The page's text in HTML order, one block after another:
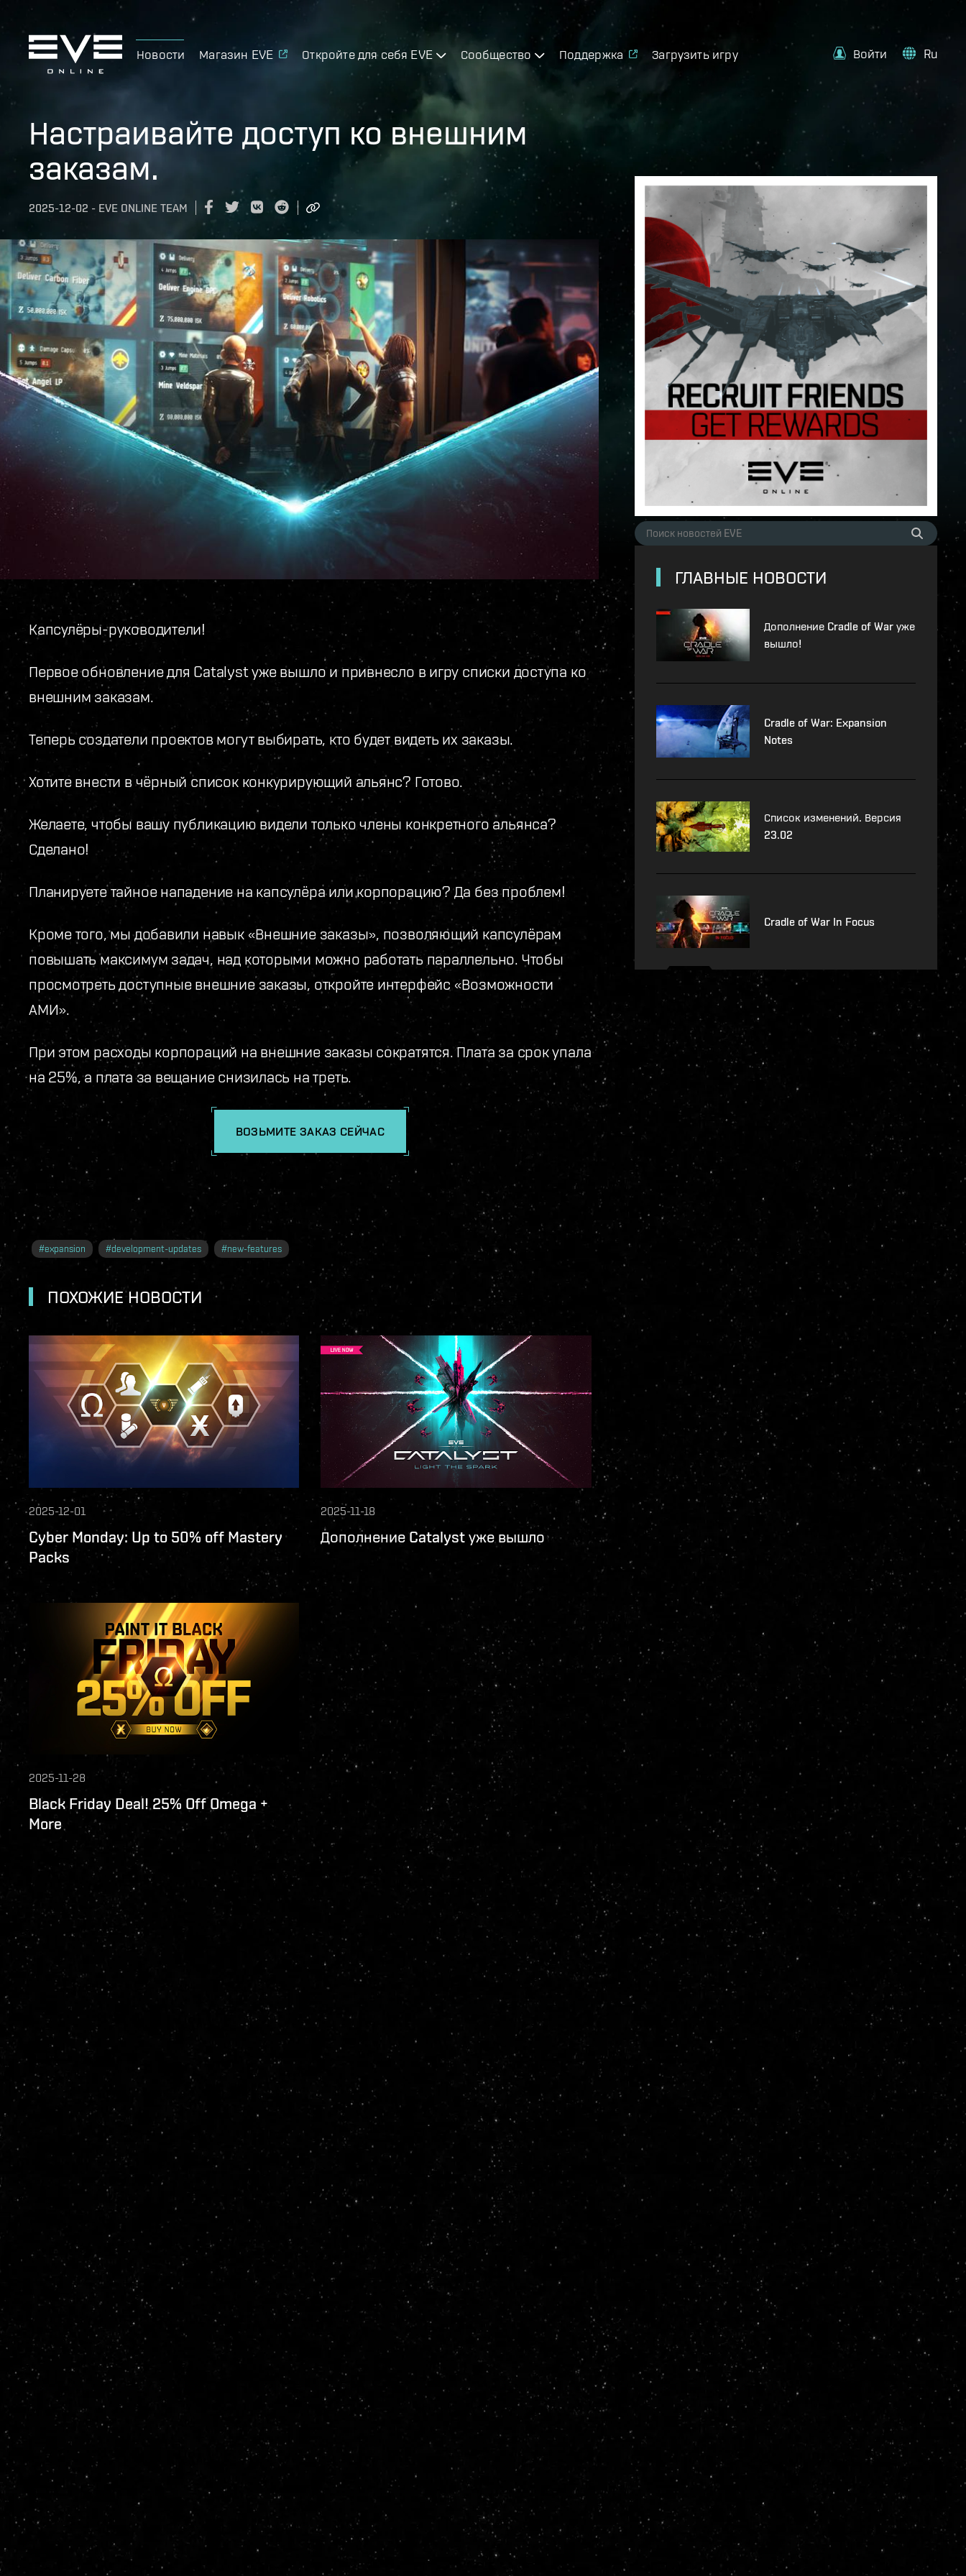
Новости Магазин EVE Откройте для себя EVE Сообщество Поддержка Загрузить игру Войти Ru
Настраивайте доступ ко внешним
заказам.
2025-12-02 - EVE ONLINE TEAM
Капсулёры-руководители!
Первое обновление для Catalyst уже вышло и привнесло в игру списки доступа ко
внешним заказам.
Теперь создатели проектов могут выбирать, кто будет видеть их заказы.
Хотите внести в чёрный список конкурирующий альянс? Готово.
Желаете, чтобы вашу публикацию видели только члены конкретного альянса?
Сделано!
Планируете тайное нападение на капсулёра или корпорацию? Да без проблем!
Кроме того, мы добавили навык «Внешние заказы», позволяющий капсулёрам
повышать максимум задач, над которыми можно работать параллельно. Чтобы
просмотреть доступные внешние заказы, откройте интерфейс «Возможности
АМИ».
При этом расходы корпораций на внешние заказы сократятся. Плата за срок упала
на 25%, а плата за вещание снизилась на треть.
ВОЗЬМИТЕ ЗАКАЗ СЕЙЧАС
#expansion #development-updates #new-features
ПОХОЖИЕ НОВОСТИ
2025-12-01
Cyber Monday: Up to 50% off Mastery
Packs
2025-11-18
Дополнение Catalyst уже вышло
2025-11-28
Black Friday Deal! 25% Off Omega +
More
ГЛАВНЫЕ НОВОСТИ
Дополнение Cradle of War уже
вышло!
Cradle of War: Expansion
Notes
Список изменений. Версия
23.02
Cradle of War In Focus